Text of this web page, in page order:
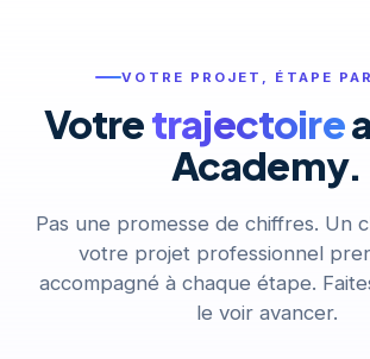
VOTRE PROJET, ÉTAPE
Votretrajectoire
Academy.
Pas une promesse de chiffres. Un
votre projet professionnel
accompagné à chaque étape.
le voir avancer.